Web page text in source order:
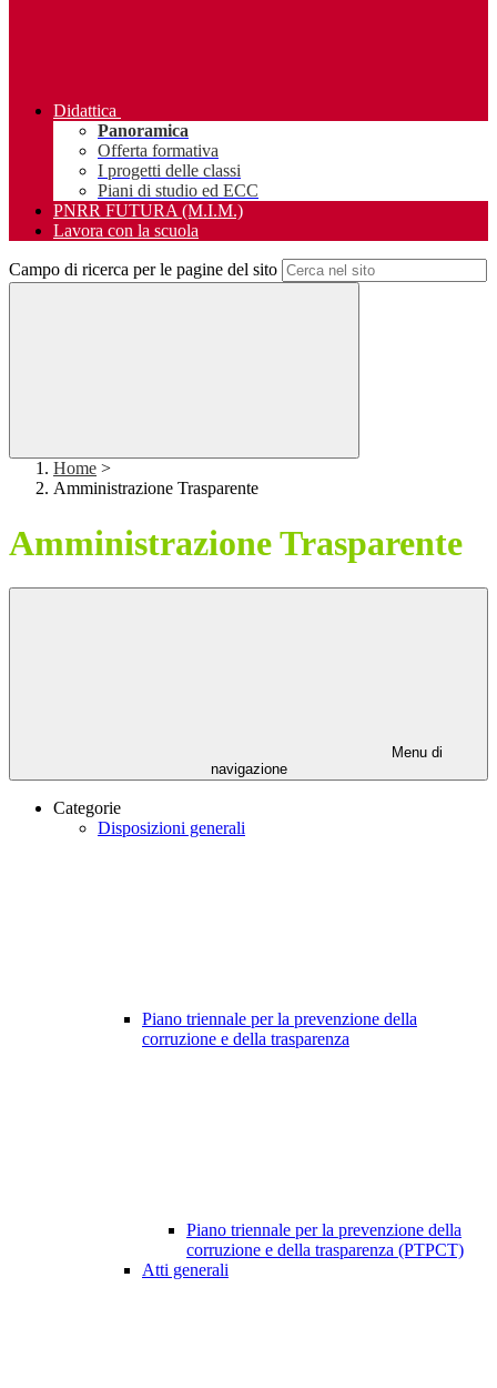
Didattica
Panoramica
Offerta formativa
I progetti delle classi
Piani di studio ed ECC
PNRR FUTURA (M.I.M.)
Lavora con la scuola
Campo di ricerca per le pagine del sito
Home >
Amministrazione Trasparente
Amministrazione Trasparente
Menu di
navigazione
Categorie
Disposizioni generali
Piano triennale per la prevenzione della
corruzione e della trasparenza
Piano triennale per la prevenzione della
corruzione e della trasparenza (PTPCT)
Atti generali